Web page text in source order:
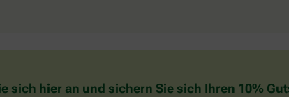
sich hier an und sichern Sie sich Ihren 10%